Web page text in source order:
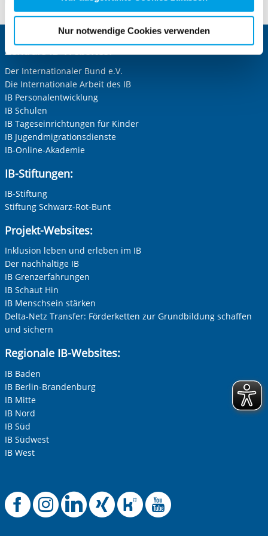
für die Zukunft widerrufen. Bitte beachten Sie: Ihre
Cookies, die erforderlich zur Bereitstellung der von Ihnen
aufgerufenen und somit gewünschten Website-
Funktionen sind. Diese Cookies setzen wir aufgrund
berechtigter Interessen und daher unabhängig von einer
Einwilligung.
Nur notwendige Cookies verwenden
Zentrale IB-Websites:
Der Internationaler Bund e.V.
Die Internationale Arbeit des IB
IB Personalentwicklung
IB Schulen
IB Tageseinrichtungen für Kinder
IB Jugendmigrationsdienste
IB-Online-Akademie
IB-Stiftungen:
IB-Stiftung
Stiftung Schwarz-Rot-Bunt
Projekt-Websites:
Inklusion leben und erleben im IB
Der nachhaltige IB
IB Grenzerfahrungen
IB Schaut Hin
IB Menschsein stärken
Delta-Netz Transfer: Förderketten zur Grundbildung schaffen
und sichern
Regionale IB-Websites:
IB Baden
IB Berlin-Brandenburg
IB Mitte
IB Nord
IB Süd
IB Südwest
IB West
Offizielle
Offizielle
Offizielle
Offizielle
Offizielle